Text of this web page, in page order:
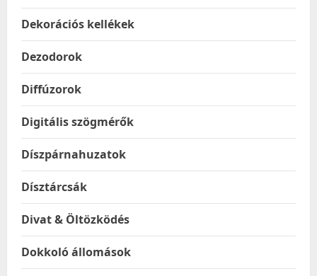
Dekorációs kellékek
Dezodorok
Diffúzorok
Digitális szögmérők
Díszpárnahuzatok
Dísztárcsák
Divat & Öltözködés
Dokkoló állomások